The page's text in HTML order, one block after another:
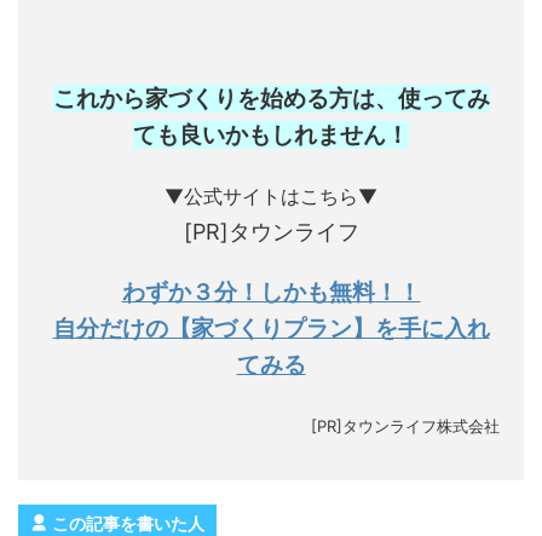
これから家づくりを始める方は、使ってみ
ても良いかもしれません ！
▼公式サイトはこちら▼
[PR]タウンライフ
わずか３分！しかも無料！！
自分だけの【家づくりプラン】を手に入れ
てみる
[PR]タウンライフ株式会社
この記事を書いた人